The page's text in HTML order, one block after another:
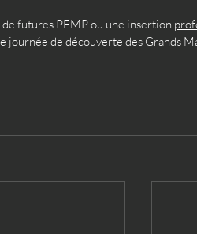
futures PFMP ou une insertion
de découverte des Grands